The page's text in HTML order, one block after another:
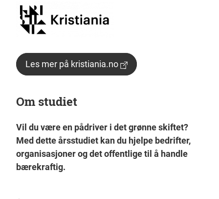
Les mer på kristiania.no
Om studiet
Vil du være en pådriver i det grønne skiftet?
Med dette årsstudiet kan du hjelpe bedrifter,
organisasjoner og det offentlige til å handle
bærekraftig.